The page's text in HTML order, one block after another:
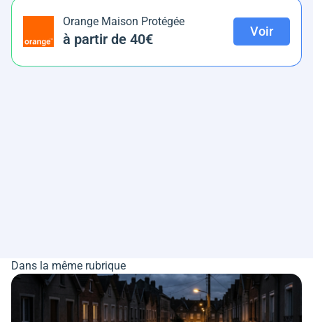
Orange Maison Protégée
à partir de 40€ Voir
Dans la même rubrique